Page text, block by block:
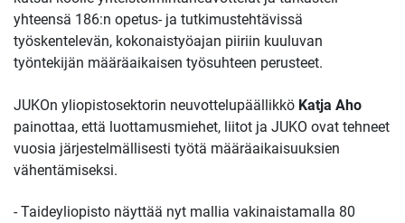
yhteensä 186:n opetus- ja tutkimustehtävissä
työskentelevän, kokonaistyöajan piiriin kuuluvan
työntekijän määräaikaisen työsuhteen perusteet.
JUKOn yliopistosektorin neuvottelupäällikkö Katja Aho
painottaa, että luottamusmiehet, liitot ja JUKO ovat tehneet
vuosia järjestelmällisesti työtä määräaikaisuuksien
vähentämiseksi.
- Tai­dey­li­opis­to näyttää nyt mallia vakinaistamalla 80